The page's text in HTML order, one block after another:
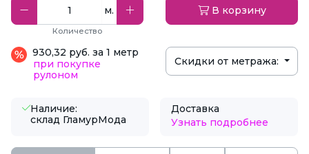
м.
Количество
В корзину
930,32 руб. за 1 метр
при покупке
рулоном
Скидки от метража:
Наличие:
склад ГламурМода
Доставка
Узнать подробнее